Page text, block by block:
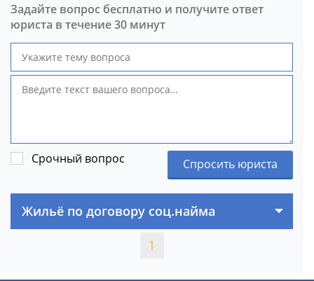
Задайте вопрос бесплатно и получите ответ
юриста в течение 30 минут
Срочный вопрос Спросить юриста
Жильё по договору соц.найма
1